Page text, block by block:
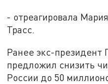
- отреагировала
Трасс.
Ранее экс-
предложил снизить
России до 50